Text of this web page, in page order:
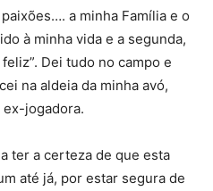
a minha Família e o
à minha vida e a segunda,
Dei tudo no campo e
na aldeia da minha avó,
ex-jogadora.
ter a certeza de que esta
até já, por estar segura de